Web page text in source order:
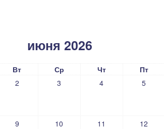
июня 2026
Вт Ср Чт Пт
2 3 4 5
9 10 11 12